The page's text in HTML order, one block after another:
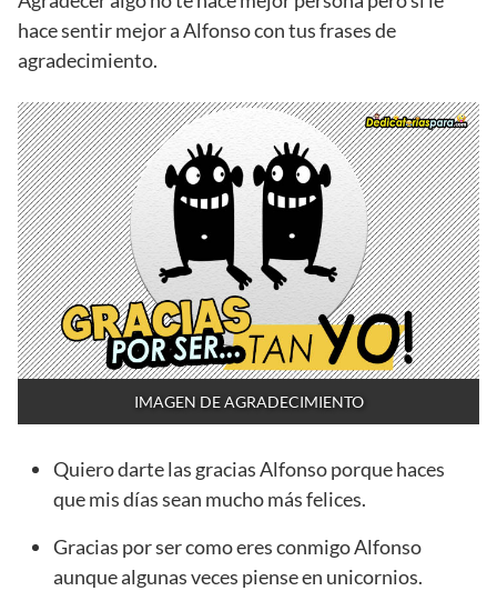
hace sentir mejor a Alfonso con tus frases de
agradecimiento.
IMAGEN DE AGRADECIMIENTO
Quiero darte las gracias Alfonso porque haces
que mis días sean mucho más felices.
Gracias por ser como eres conmigo Alfonso
aunque algunas veces piense en unicornios.